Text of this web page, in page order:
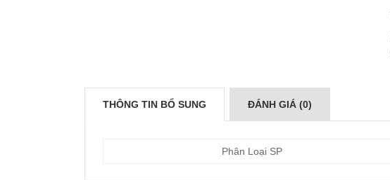
THÔNG TIN BỔ SUNG ĐÁNH GIÁ (0)
Phân Loại SP